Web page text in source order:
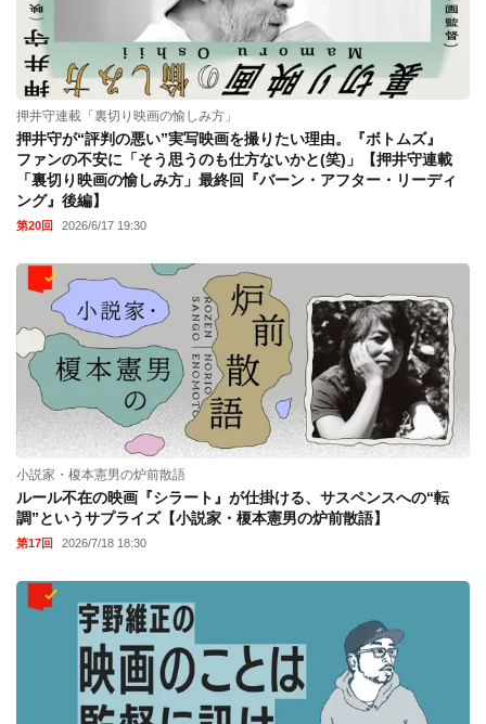
押井守連載「裏切り映画の愉しみ方」
押井守が“評判の悪い”実写映画を撮りたい理由。『ボトムズ』
ファンの不安に「そう思うのも仕方ないかと(笑)」【押井守連載
「裏切り映画の愉しみ方」最終回『バーン・アフター・リーディ
ング』後編】
第20回 2026/6/17 19:30
小説家・榎本憲男の炉前散語
ルール不在の映画『シラート』が仕掛ける、サスペンスへの“転
調”というサプライズ【小説家・榎本憲男の炉前散語】
第17回 2026/7/18 18:30